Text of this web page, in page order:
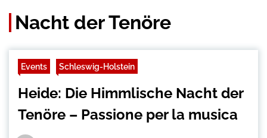
Nacht der Tenöre
Events Schleswig-Holstein
Heide: Die Himmlische Nacht der
Tenöre – Passione per la musica